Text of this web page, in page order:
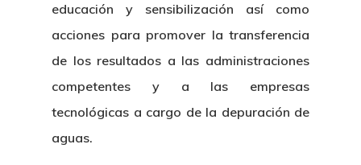
educación y sensibilización así como
acciones para promover la transferencia
de los resultados a las administraciones
competentes y a las empresas
tecnológicas a cargo de la depuración de
aguas.